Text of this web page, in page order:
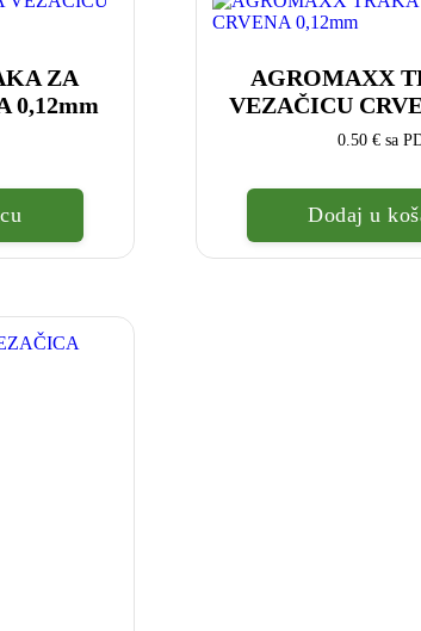
ZA
0,12mm
AGROMAXX
VEZAČICU
0.50 € sa
Dodaj u